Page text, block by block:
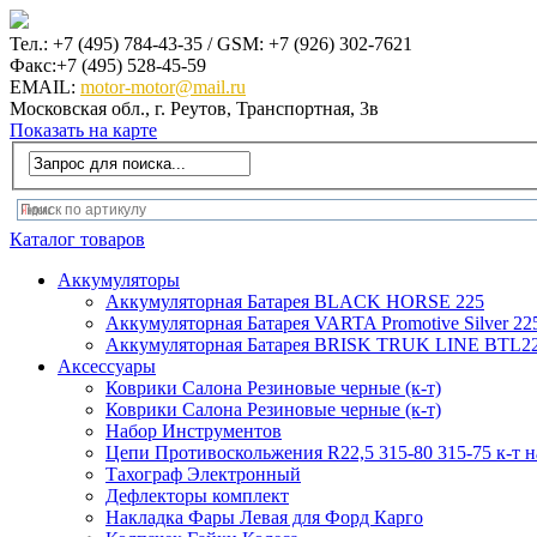
Тел.: +7 (495) 784-43-35 / GSM: +7 (926) 302-7621
Факс:+7 (495) 528-45-59
EMAIL: motor-motor@mail.ru
Московская обл., г. Реутов, Транспортная, 3в
Показать на карте
Каталог товаров
Аккумуляторы
Аккумуляторная Батарея BLACK HORSE 225
Аккумуляторная Батарея VARTA Promotive Silver
Аккумуляторная Батарея BRISK TRUK LINE
Аксеcсуары
Коврики Салона Резиновые черные (к-т)
Коврики Салона Резиновые черные (к-т)
Набор Инструментов
Цепи Противоскольжения R22,5 315-80 315-75 к-т
Тахограф Электронный
Дефлекторы комплект
Накладка Фары Левая для Форд Карго